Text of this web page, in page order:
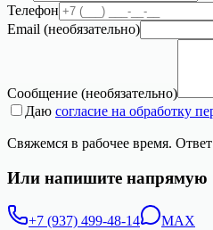
Телефон
Email (необязательно)
Сообщение (необязательно)
Даю согласие на обработку
Свяжемся в рабочее время.
Или напишите напрямую
+7 (937) 499-48-14
MAX